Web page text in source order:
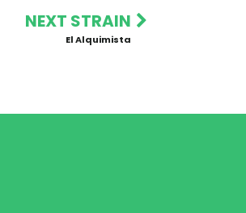
NEXT STRAIN
El Alquimista